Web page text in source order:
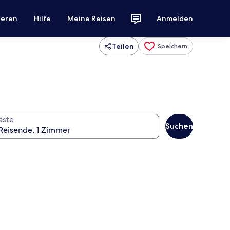
Hilfe Meine Reisen Anmelden
Teilen Speichern
Suchen